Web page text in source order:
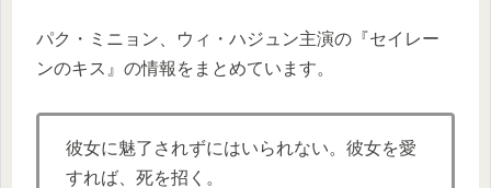
パク・ミニョン、ウィ・ハジュン主演の『セイレー
ンのキス』の情報をまとめています。
彼女に魅了されずにはいられない。彼女を愛
すれば、死を招く。